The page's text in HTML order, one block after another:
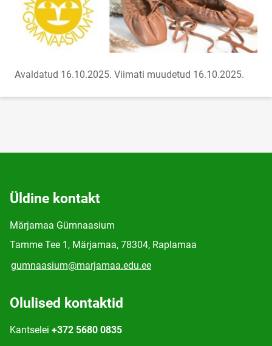
Avaldatud 16.10.2025. Viimati muudetud 16.10.2025.
Üldine kontakt
Märjamaa Gümnaasium
Tamme Tee 1, Märjamaa, 78304, Raplamaa
gumnaasium@marjamaa.edu.ee
Olulised kontaktid
Kantselei +372 5680 0835